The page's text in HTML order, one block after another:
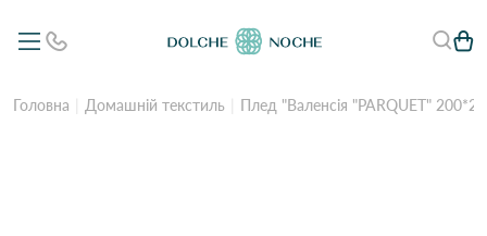
Головна Домашній текстиль Плед "Валенсія "PARQUET"